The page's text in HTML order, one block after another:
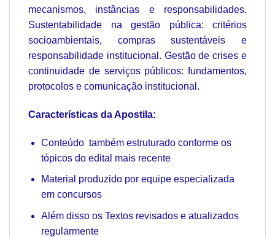
mecanismos, instâncias e responsabilidades.
Sustentabilidade na gestão pública: critérios
socioambientais, compras sustentáveis e
responsabilidade institucional. Gestão de crises e
continuidade de serviços públicos: fundamentos,
protocolos e comunicação institucional.
Características da Apostila:
Conteúdo também estruturado conforme os
tópicos do edital mais recente
Material produzido por equipe especializada
em concursos
Além disso os Textos revisados e atualizados
regularmente